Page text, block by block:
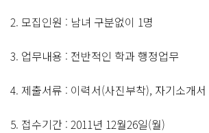
2. 모집인원 : 남녀 구분없이 1명
3. 업무내용 : 전반적인 학과 행정업무
4. 제출서류 : 이력서(사진부착), 자기소개서
5. 접수기간 : 2011년 12월26일(월)